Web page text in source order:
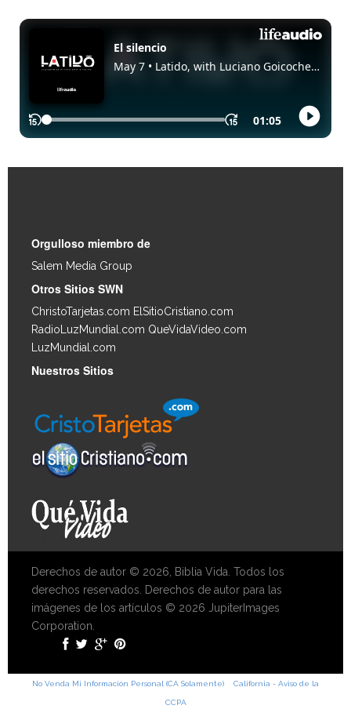
Orgulloso miembro de
Salem Media Group
Otros Sitios SWN
ChristoTarjetas.com ElSitioCristiano.com
RadioLuzMundial.com QueVidaVideo.com
LuzMundial.com
Nuestros Sitios
Derechos de autor © 2026, Biblia Vida. Todos los
derechos reservados. Derechos de autor para las
imágenes de los artículos © 2026 JupiterImages
Corporation.
No Venda Mi Información Personal (CA Solamente) California - Aviso de la
CCPA